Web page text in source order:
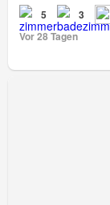
5 3
Vor 28 Tagen